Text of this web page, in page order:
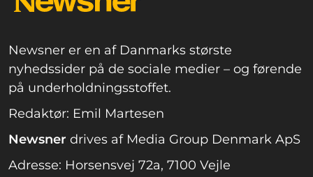
Newsner er en af Danmarks største
nyhedssider på de sociale medier – og førende
på underholdningsstoffet.
Redaktør: Emil Martesen
Newsner drives af Media Group Denmark ApS
Adresse: Horsensvej 72a, 7100 Vejle